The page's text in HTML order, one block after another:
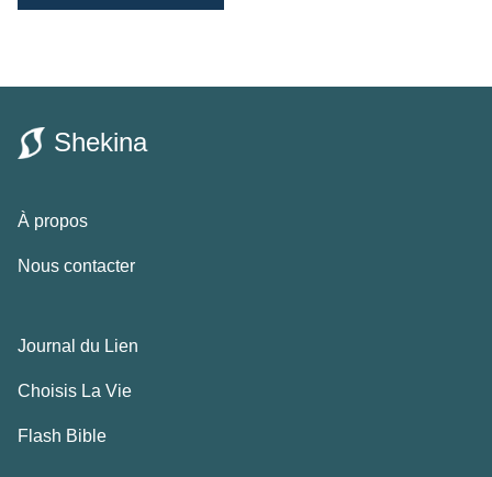
Shekina
À propos
Nous contacter
Journal du Lien
Choisis La Vie
Flash Bible